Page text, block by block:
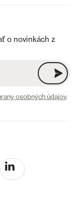
o novinkách z
osobných údajov.